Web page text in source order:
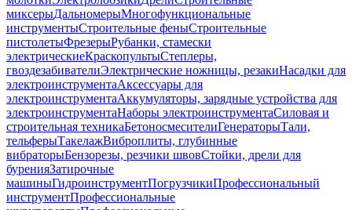
миксерыДальномерыМногофункциональные
инструментыСтроительные феныСтроительные
пистолетыФрезерыРубанки, стамески
электрическиеКраскопультыСтеплеры,
гвоздезабивателиЭлектрические ножницы, резакиНасадки для
электроинструментаАксессуары для
электроинструментаАккумуляторы, зарядные устройства для
электроинструментаНаборы электроинструментаСиловая и
строительная техникаБетоносмесителиГенераторыТали,
тельферыТакелажВиброплиты, глубинные
вибраторыБензорезы, резчики швовСтойки, дрели для
буренияЗатирочные
машиныГидроинструментПогрузчикиПрофессиональный
инструментПрофессиональные